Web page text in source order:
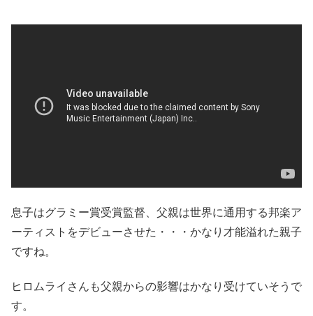
息子はグラミー賞受賞監督、父親は世界に通用する邦楽ア
ーティストをデビューさせた・・・かなり才能溢れた親子
ですね。
ヒロムライさんも父親からの影響はかなり受けていそうで
す。